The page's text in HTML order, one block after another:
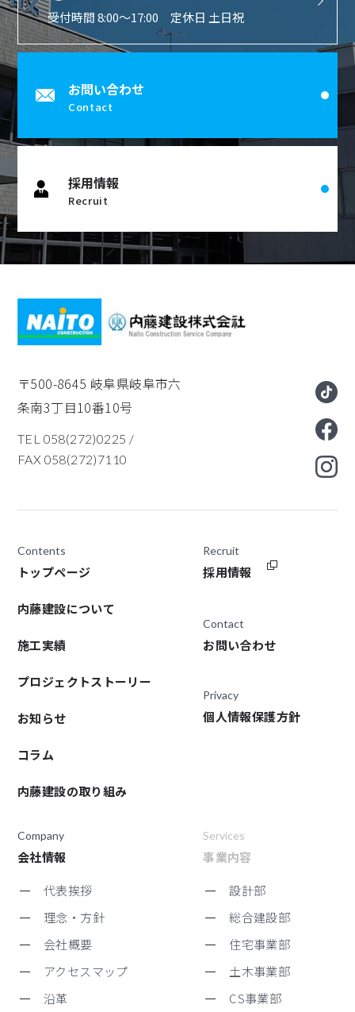
受付時間 8:00〜17:00 定休日 土日祝
お問い合わせ
Contact
採用情報
Recruit
〒500-8645 岐阜県岐阜市六
条南3丁目10番10号
TEL 058(272)0225 /
FAX 058(272)7110
Contents
トップページ
内藤建設について
施工実績
プロジェクトストーリー
お知らせ
コラム
内藤建設の取り組み
Services
事業内容
設計部
総合建設部
住宅事業部
土木事業部
CS事業部
Company
会社情報
代表挨拶
理念・方針
会社概要
アクセスマップ
沿革
Recruit
採用情報
Contact
お問い合わせ
Privacy
個人情報保護方針